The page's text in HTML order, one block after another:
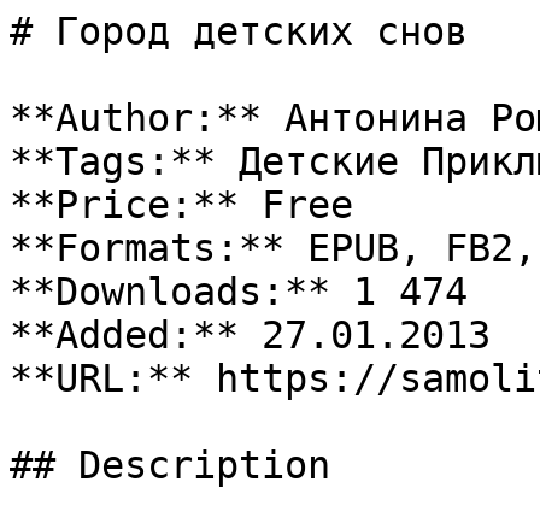
# Город детских снов
**Author:** Антонина
**Tags:** Детские
**Price:** Free
**Formats:** EPUB, FB2,
**Downloads:** 1 474
**Added:** 27.01.2013
**URL:** https://
## Description